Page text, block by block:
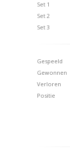
Set 1
Set 2
Set 3
Gespeeld
Gewonnen
Verloren
Positie